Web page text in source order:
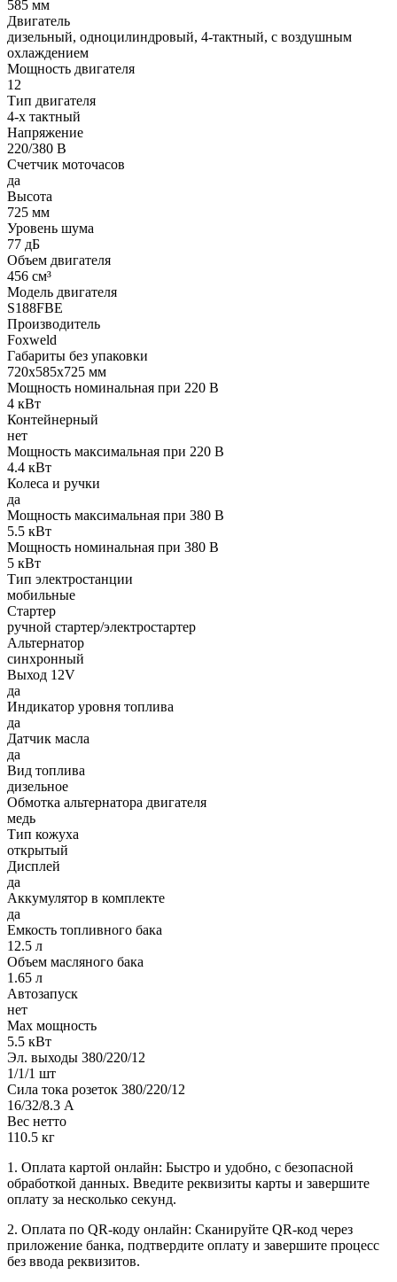
585 мм
Двигатель
дизельный, одноцилиндровый, 4-тактный, с воздушным
охлаждением
Мощность двигателя
12
Тип двигателя
4-х тактный
Напряжение
220/380 В
Счетчик моточасов
да
Высота
725 мм
Уровень шума
77 дБ
Объем двигателя
456 см³
Модель двигателя
S188FBE
Производитель
Foxweld
Габариты без упаковки
720х585х725 мм
Мощность номинальная при 220 В
4 кВт
Контейнерный
нет
Мощность максимальная при 220 В
4.4 кВт
Колеса и ручки
да
Мощность максимальная при 380 В
5.5 кВт
Мощность номинальная при 380 В
5 кВт
Тип электростанции
мобильные
Стартер
ручной стартер/электростартер
Альтернатор
синхронный
Выход 12V
да
Индикатор уровня топлива
да
Датчик масла
да
Вид топлива
дизельное
Обмотка альтернатора двигателя
медь
Тип кожуха
открытый
Дисплей
да
Аккумулятор в комплекте
да
Емкость топливного бака
12.5 л
Объем масляного бака
1.65 л
Автозапуск
нет
Max мощность
5.5 кВт
Эл. выходы 380/220/12
1/1/1 шт
Сила тока розеток 380/220/12
16/32/8.3 А
Вес нетто
110.5 кг
1. Оплата картой онлайн: Быстро и удобно, с безопасной
обработкой данных. Введите реквизиты карты и завершите
оплату за несколько секунд.
2. Оплата по QR-коду онлайн: Сканируйте QR-код через
приложение банка, подтвердите оплату и завершите процесс
без ввода реквизитов.